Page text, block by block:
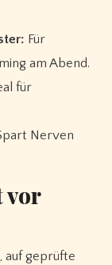
Für
am Abend.
für
Nerven
vor
auf geprüfte